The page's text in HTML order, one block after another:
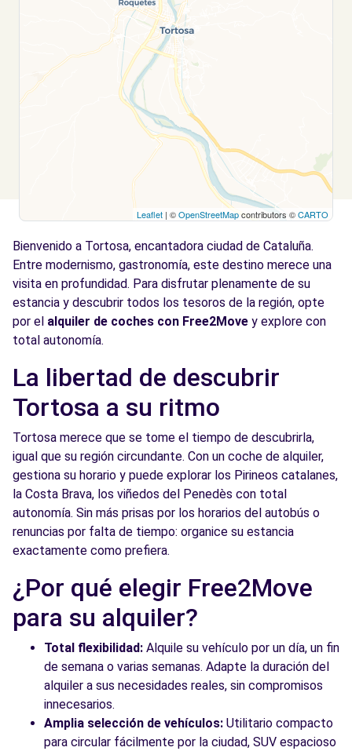
Leaflet | ©OpenStreetMapcontributors ©CARTO
Bienvenido a Tortosa, encantadora ciudad de Cataluña.
Entre modernismo, gastronomía, este destino merece una
visita en profundidad. Para disfrutar plenamente de su
estancia y descubrir todos los tesoros de la región, opte
por el alquiler de coches con Free2Move y explore con
total autonomía.
La libertad de descubrir
Tortosa a su ritmo
Tortosa merece que se tome el tiempo de descubrirla,
igual que su región circundante. Con un coche de alquiler,
gestiona su horario y puede explorar los Pirineos catalanes,
la Costa Brava, los viñedos del Penedès con total
autonomía. Sin más prisas por los horarios del autobús o
renuncias por falta de tiempo: organice su estancia
exactamente como prefiera.
¿Por qué elegir Free2Move
para su alquiler?
Total flexibilidad: Alquile su vehículo por un día, un fin
de semana o varias semanas. Adapte la duración del
alquiler a sus necesidades reales, sin compromisos
innecesarios.
Amplia selección de vehículos: Utilitario compacto
para circular fácilmente por la ciudad, SUV espacioso